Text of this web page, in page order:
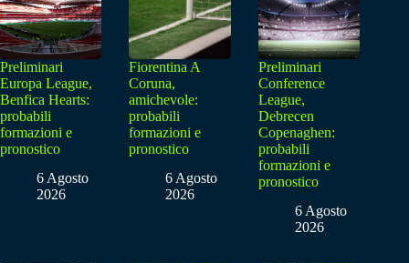
Preliminari
Europa League,
Benfica Hearts:
probabili
formazioni e
pronostico
6 Agosto
2026
Fiorentina A
Coruna,
amichevole:
probabili
formazioni e
pronostico
6 Agosto
2026
Preliminari
Conference
League,
Debrecen
Copenaghen:
probabili
formazioni e
pronostico
6 Agosto
2026